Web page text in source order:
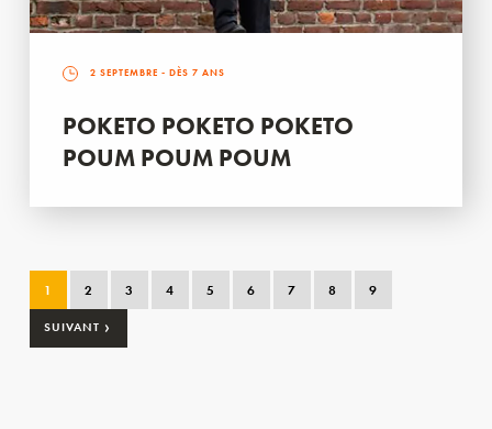
2 SEPTEMBRE - DÈS 7 ANS
POKETO POKETO POKETO
POUM POUM POUM
1 2 3 4 5 6 7 8 9
SUIVANT ›